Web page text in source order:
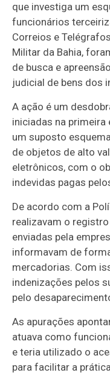
que investiga um
funcionários
Correios e
Militar da Bahia,
de busca e
judicial de bens dos
A ação é um
iniciadas na primeira
um suposto
de objetos de alto
eletrônicos, com o
indevidas pagas
De acordo com a
realizavam o
enviadas pela
informavam de
mercadorias. Com
indenizações pelos
pelo
As apurações
atuava como
e teria utilizado o
para facilitar a